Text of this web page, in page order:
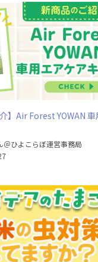
】Air Forest YOWAN
＠ひよこらぼ運営事務局